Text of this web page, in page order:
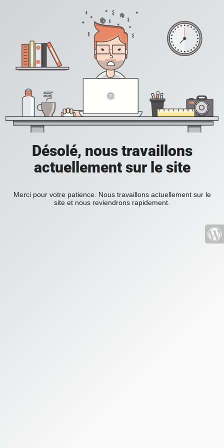
Désolé, nous travaillons
actuellement sur le site
Merci pour votre patience. Nous travaillons actuellement sur le
site et nous reviendrons rapidement.